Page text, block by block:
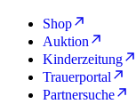
Shop
Auktion
Kinderzeitung
Trauerportal
Partnersuche